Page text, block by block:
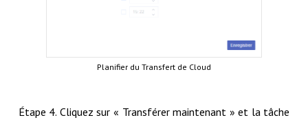
Planifier du Transfert de Cloud
Étape 4. Cliquez sur « Transférer maintenant » et la tâche